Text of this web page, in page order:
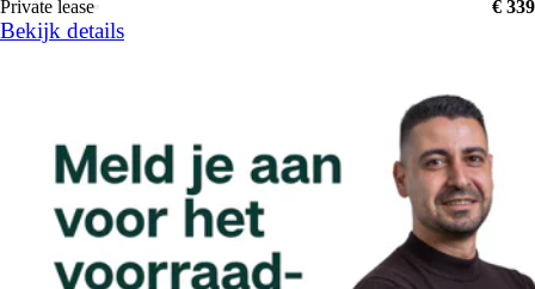
Private lease
€ 339
Bekijk details